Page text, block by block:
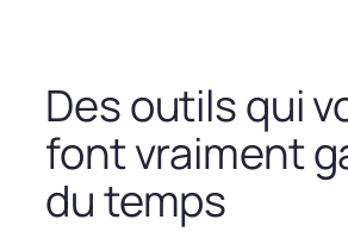
Des outils qui
font vraiment
du temps